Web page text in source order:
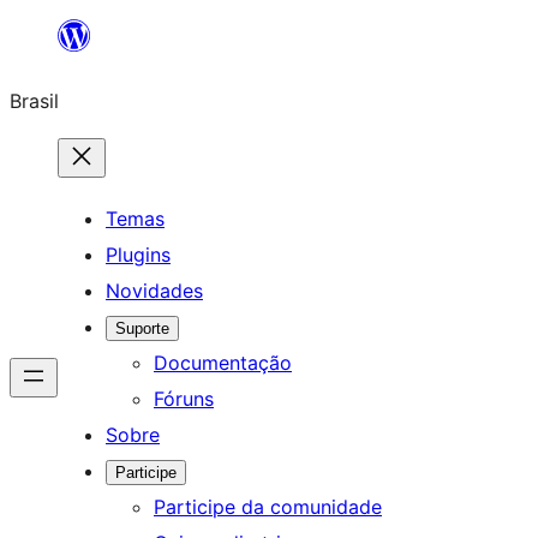
o
conteúdo
Brasil
Temas
Plugins
Novidades
Suporte
Documentação
Fóruns
Sobre
Participe
Participe da comunidade